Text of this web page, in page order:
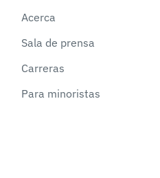
Acerca
Sala de prensa
Carreras
Para minoristas